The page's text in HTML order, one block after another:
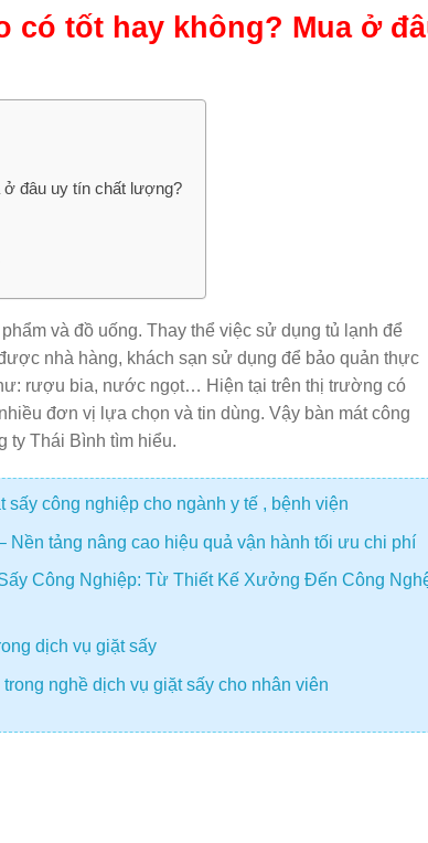
có tốt hay không? Mua ở
ở đâu uy tín chất lượng?
và đồ uống. Thay thể việc sử dụng tủ lạnh để
nhà hàng, khách sạn sử dụng để bảo quản thực
rượu bia, nước ngọt… Hiện tại trên thị trường có
đơn vị lựa chọn và tin dùng. Vậy bàn mát công
ty Thái Bình tìm hiểu.
công nghiệp cho ngành y tế , bệnh viện
Nền tảng nâng cao hiệu quả vận hành tối ưu chi phí
Công Nghiệp: Từ Thiết Kế Xưởng Đến Công
dịch vụ giặt sấy
nghề dịch vụ giặt sấy cho nhân viên